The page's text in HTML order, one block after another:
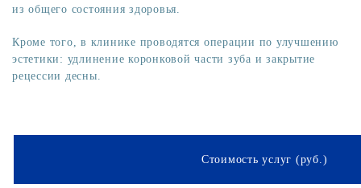
из общего состояния здоровья.
Кроме того, в клинике проводятся операции по улучшению
эстетики: удлинение коронковой части зуба и закрытие
рецессии десны.
Стоимость услуг (руб.)